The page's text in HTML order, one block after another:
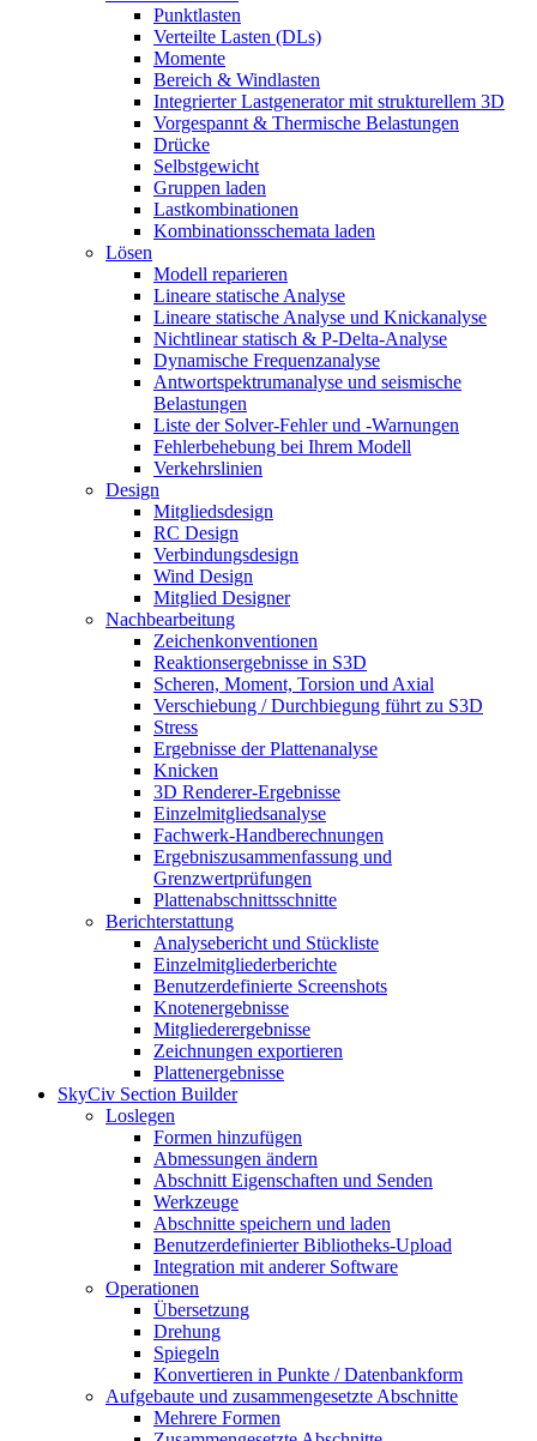
Punktlasten
Verteilte Lasten (DLs)
Momente
Bereich & Windlasten
Integrierter Lastgenerator mit strukturellem 3D
Vorgespannt & Thermische Belastungen
Drücke
Selbstgewicht
Gruppen laden
Lastkombinationen
Kombinationsschemata laden
Lösen
Modell reparieren
Lineare statische Analyse
Lineare statische Analyse und Knickanalyse
Nichtlinear statisch & P-Delta-Analyse
Dynamische Frequenzanalyse
Antwortspektrumanalyse und seismische
Belastungen
Liste der Solver-Fehler und -Warnungen
Fehlerbehebung bei Ihrem Modell
Verkehrslinien
Design
Mitgliedsdesign
RC Design
Verbindungsdesign
Wind Design
Mitglied Designer
Nachbearbeitung
Zeichenkonventionen
Reaktionsergebnisse in S3D
Scheren, Moment, Torsion und Axial
Verschiebung / Durchbiegung führt zu S3D
Stress
Ergebnisse der Plattenanalyse
Knicken
3D Renderer-Ergebnisse
Einzelmitgliedsanalyse
Fachwerk-Handberechnungen
Ergebniszusammenfassung und
Grenzwertprüfungen
Plattenabschnittsschnitte
Berichterstattung
Analysebericht und Stückliste
Einzelmitgliederberichte
Benutzerdefinierte Screenshots
Knotenergebnisse
Mitgliederergebnisse
Zeichnungen exportieren
Plattenergebnisse
SkyCiv Section Builder
Loslegen
Formen hinzufügen
Abmessungen ändern
Abschnitt Eigenschaften und Senden
Werkzeuge
Abschnitte speichern und laden
Benutzerdefinierter Bibliotheks-Upload
Integration mit anderer Software
Operationen
Übersetzung
Drehung
Spiegeln
Konvertieren in Punkte / Datenbankform
Aufgebaute und zusammengesetzte Abschnitte
Mehrere Formen